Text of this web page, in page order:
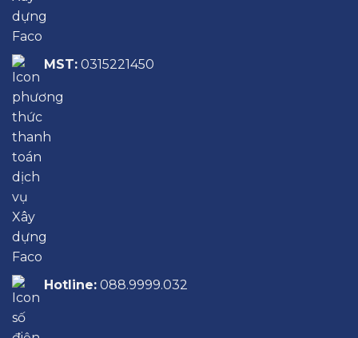
MST: 0315221450
Hotline: 088.9999.032